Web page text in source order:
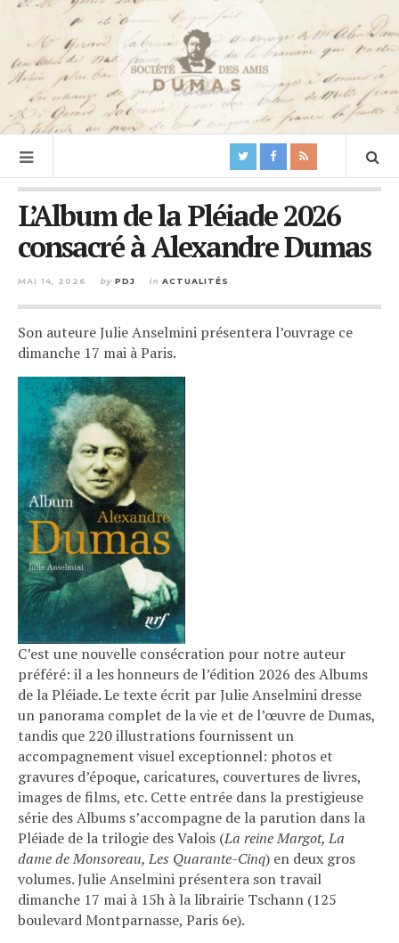
L’Album de la Pléiade 2026
consacré à Alexandre Dumas
MAI 14, 2026 by PDJ in ACTUALITÉS
Son auteure Julie Anselmini présentera l’ouvrage ce
dimanche 17 mai à Paris.
C’est une nouvelle consécration pour notre auteur
préféré: il a les honneurs de l’édition 2026 des Albums
de la Pléiade. Le texte écrit par Julie Anselmini dresse
un panorama complet de la vie et de l’œuvre de Dumas,
tandis que 220 illustrations fournissent un
accompagnement visuel exceptionnel: photos et
gravures d’époque, caricatures, couvertures de livres,
images de films, etc. Cette entrée dans la prestigieuse
série des Albums s’accompagne de la parution dans la
Pléiade de la trilogie des Valois (La reine Margot, La
dame de Monsoreau, Les Quarante-Cinq) en deux gros
volumes. Julie Anselmini présentera son travail
dimanche 17 mai à 15h à la librairie Tschann (125
boulevard Montparnasse, Paris 6e).